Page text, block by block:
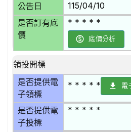
公告日 115/04/10
是否訂有底
價
* * * * *
底價分析
領投開標
是否提供電
子領標
* * * * * 電
是否提供電
子投標
* * * * *